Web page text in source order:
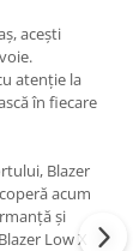
acești
atenție la
în fiecare
Blazer
acum
și
Low X